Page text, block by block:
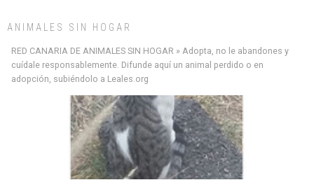
ANIMALES SIN HOGAR
RED CANARIA DE ANIMALES SIN HOGAR » Adopta, no le abandones y
cuídale responsablemente. Difunde aquí un animal perdido o en
adopción, subiéndolo a Leales.org